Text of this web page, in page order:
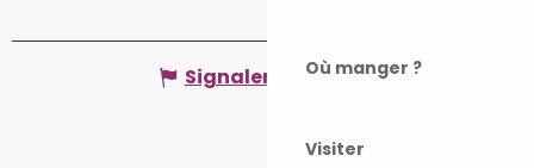
Où manger ?
Visiter
Signaler une erreur